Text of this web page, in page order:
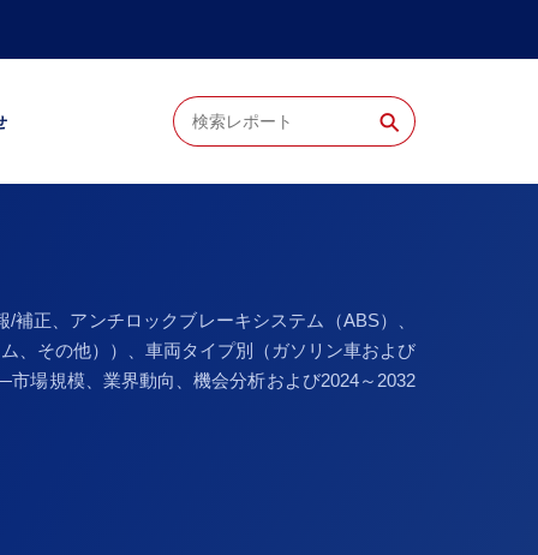
⚲
正、アンチロックブレーキシステム（ABS）、
、その他））、車両タイプ別（ガソリン車および
場規模、業界動向、機会分析および2024～2032